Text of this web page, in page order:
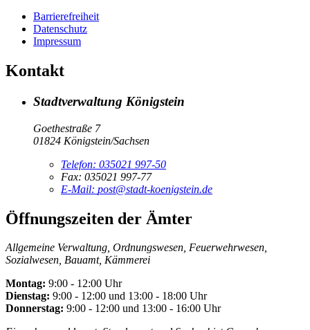
Barrierefreiheit
Datenschutz
Impressum
Kontakt
Stadtverwaltung Königstein
Goethestraße 7
01824 Königstein/Sachsen
Telefon: 035021 997-50
Fax: 035021 997-77
E-Mail: post@stadt-koenigstein.de
Öffnungszeiten der Ämter
Allgemeine Verwaltung, Ordnungswesen, Feuerwehrwesen,
Sozialwesen, Bauamt, Kämmerei
Montag: 9:00 - 12:00 Uhr
Dienstag: 9:00 - 12:00 und 13:00 - 18:00 Uhr
Donnerstag: 9:00 - 12:00 und 13:00 - 16:00 Uhr